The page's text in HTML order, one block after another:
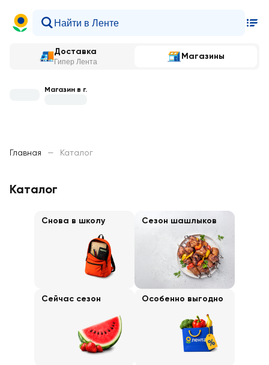
Доставка
Гипер Лента
Магазины
Магазин в г.
Главная — Каталог
Каталог
Снова в школу Сезон шашлыков
Сейчас сезон Особенно выгодно